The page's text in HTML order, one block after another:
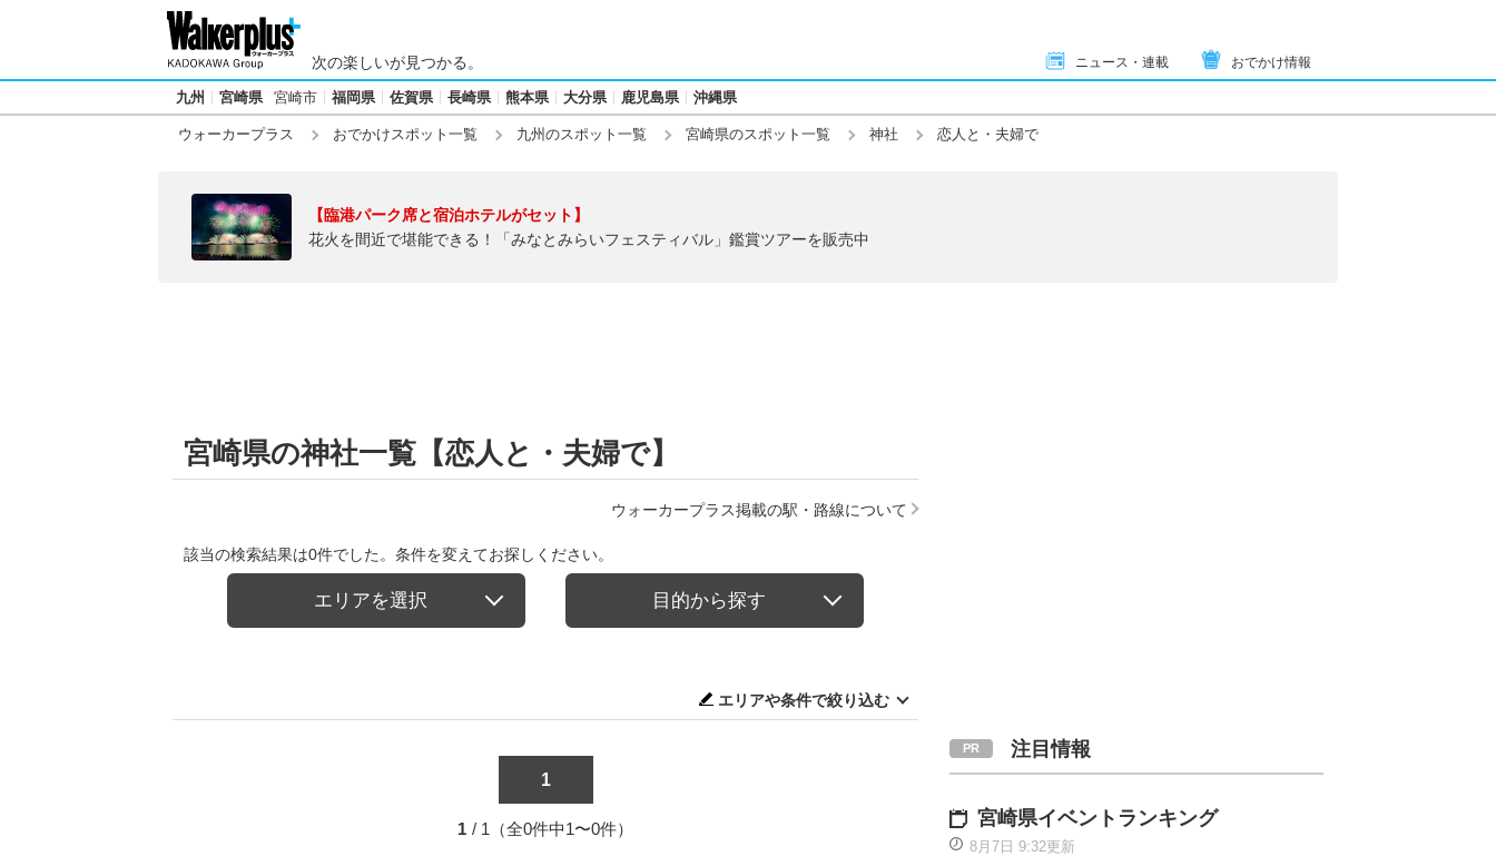
次の楽しいが見つかる。 ニュース・連載 おでかけ情報
九州 宮崎県 宮崎市 福岡県 佐賀県 長崎県 熊本県 大分県 鹿児島県 沖縄県
ウォーカープラス おでかけスポット一覧 九州のスポット一覧 宮崎県のスポット一覧 神社 恋人と・夫婦で
【臨港パーク席と宿泊ホテルがセット】
花火を間近で堪能できる！「みなとみらいフェスティバル」鑑賞ツアーを販売中
宮崎県の神社一覧【恋人と・夫婦で】
ウォーカープラス掲載の駅・路線について
該当の検索結果は0件でした。条件を変えてお探しください。
エリアを選択 目的から探す
エリアや条件で絞り込む
1
1 / 1（全0件中1〜0件）
注目情報
宮崎県イベントランキング
8月7日 9:32更新